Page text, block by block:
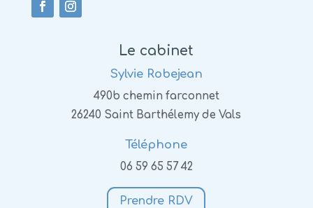
Le cabinet
Sylvie Robejean
490b chemin farconnet
26240 Saint Barthélemy de Vals
Téléphone
06 59 65 57 42
Prendre RDV